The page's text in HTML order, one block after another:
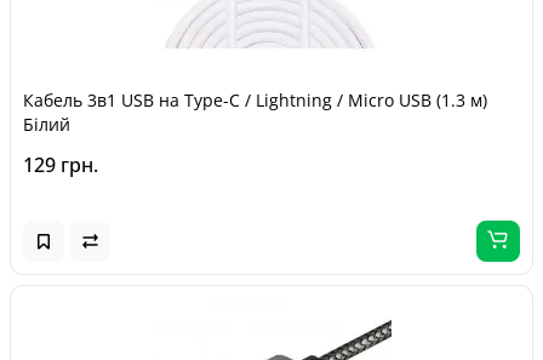
Кабель 3в1 USB на Type-C / Lightning / Micro USB (1.3 м)
Білий
129 грн.